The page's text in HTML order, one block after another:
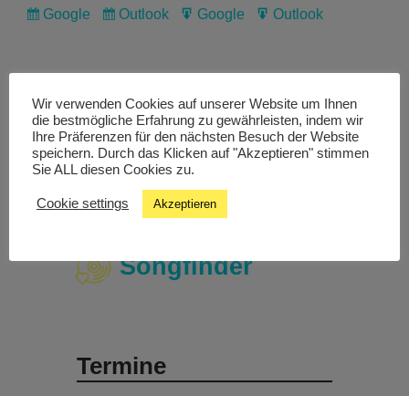
Subscribe
Google
Subscribe
Outlook
Export
Google
Export
Outlook
Livestream
Studiochat
Songfinder
Termine
Wir verwenden Cookies auf unserer Website um Ihnen
die bestmögliche Erfahrung zu gewährleisten, indem wir
Ihre Präferenzen für den nächsten Besuch der Website
speichern. Durch das Klicken auf "Akzeptieren" stimmen
Sie ALL diesen Cookies zu.
Cookie settings Akzeptieren